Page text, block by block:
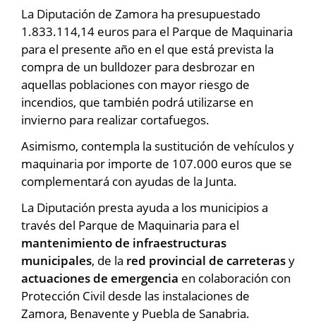
La Diputación de Zamora ha presupuestado
1.833.114,14 euros para el Parque de Maquinaria
para el presente año en el que está prevista la
compra de un bulldozer para desbrozar en
aquellas poblaciones con mayor riesgo de
incendios, que también podrá utilizarse en
invierno para realizar cortafuegos.
Asimismo, contempla la sustitución de vehículos y
maquinaria por importe de 107.000 euros que se
complementará con ayudas de la Junta.
La Diputación presta ayuda a los municipios a
través del Parque de Maquinaria para el
mantenimiento de infraestructuras
municipales, de la red provincial de carreterasy
actuaciones de emergencia en colaboración con
Protección Civil desde las instalaciones de
Zamora, Benavente y Puebla de Sanabria.